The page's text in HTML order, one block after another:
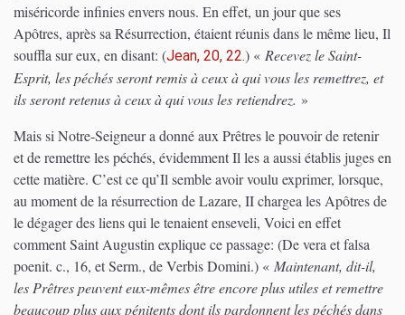
miséricorde infinies envers nous. En effet, un jour que ses
Apôtres, après sa Résurrection, étaient réunis dans le même lieu, Il
souffla sur eux, en disant: (Jean, 20, 22.) « Recevez le Saint-
Esprit, les péchés seront remis à ceux à qui vous les remettrez, et
ils seront retenus à ceux à qui vous les retiendrez. »
Mais si Notre-Seigneur a donné aux Prêtres le pouvoir de retenir
et de remettre les péchés, évidemment Il les a aussi établis juges en
cette matière. C’est ce qu’Il semble avoir voulu exprimer, lorsque,
au moment de la résurrection de Lazare, II chargea les Apôtres de
le dégager des liens qui le tenaient enseveli, Voici en effet
comment Saint Augustin explique ce passage: (De vera et falsa
poenit. c., 16, et Serm., de Verbis Domini.) « Maintenant, dit-il,
les Prêtres peuvent eux-mêmes être encore plus utiles et remettre
beaucoup plus aux pénitents dont ils pardonnent les péchés dans